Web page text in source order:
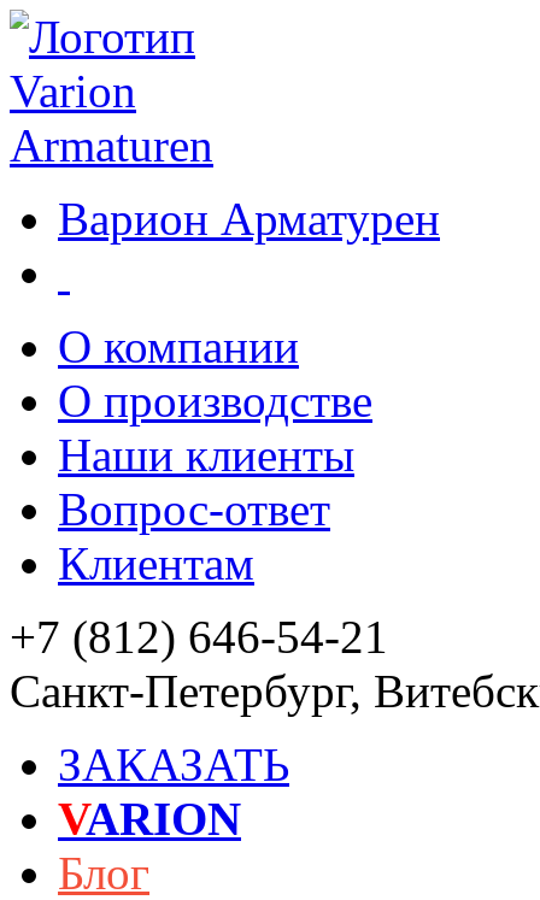
Варион Арматурен
О компании
О производстве
Наши клиенты
Вопрос-ответ
Клиентам
+7 (812) 646-54-21
Санкт-Петербург,
ЗАКАЗАТЬ
VARION
Блог